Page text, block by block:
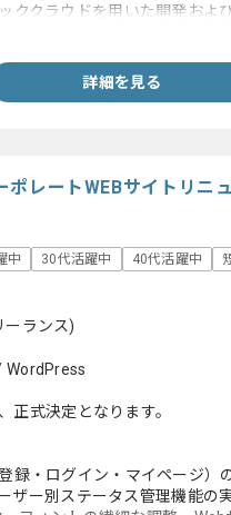
ククラウドを用いた開発およ
い理解
詳細を見る
レートWEBサイトリニ
中 30代活躍中 40代活躍中
ーランス)
WordPress
式決定となります。
録・ログイン・マイページ）
ザー別ステータス管理機能の